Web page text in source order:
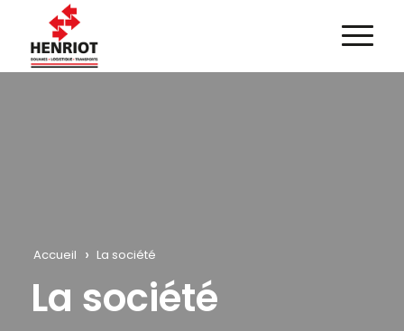
Accueil › La société
La société